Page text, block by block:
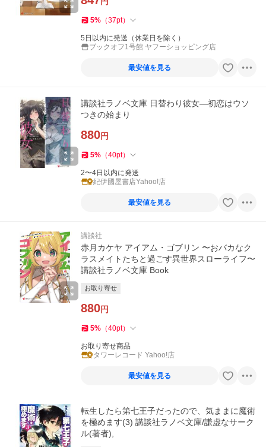
5% （37pt）
5日以内に発送（休業日を除く）
ブックオフ1号館 ヤフーショッピング店
最安値を見る
講談社ラノベ文庫 日替わり彼女―初恋はウソ
つきの始まり
880円
5% （40pt）
2〜4日以内に発送
紀伊國屋書店Yahoo!店
最安値を見る
講談社
赤月カケヤ アイアム・ゴブリン 〜おバカなク
ラスメイトたちと過ごす異世界スローライフ〜
講談社ラノベ文庫 Book
お取り寄せ
880円
5% （40pt）
お取り寄せ商品
タワーレコード Yahoo!店
最安値を見る
転生したら第七王子だったので、気ままに魔術
を極めます(3) 講談社ラノベ文庫/謙虚なサーク
ル(著者),